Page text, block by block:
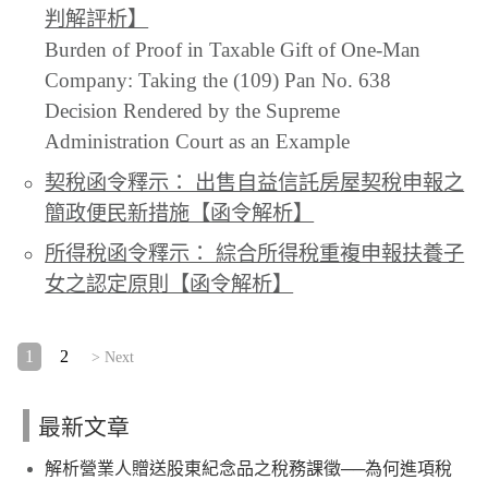
判解評析】
Burden of Proof in Taxable Gift of One-Man
Company: Taking the (109) Pan No. 638
Decision Rendered by the Supreme
Administration Court as an Example
契稅函令釋示： 出售自益信託房屋契稅申報之
簡政便民新措施【函令解析】
所得稅函令釋示： 綜合所得稅重複申報扶養子
女之認定原則【函令解析】
1 2 > Next
最新文章
解析營業人贈送股東紀念品之稅務課徵──為何進項稅